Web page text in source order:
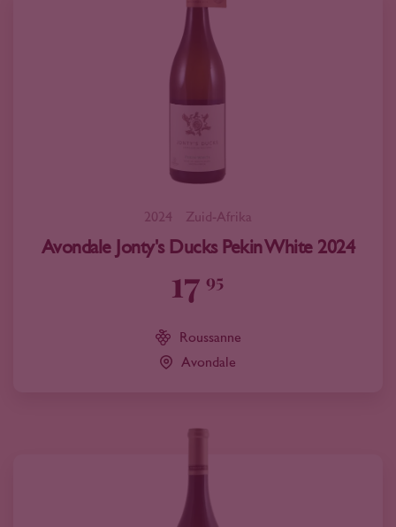
2024 Zuid-Afrika
Avondale Jonty's Ducks Pekin White 2024
17 95
Roussanne
Avondale